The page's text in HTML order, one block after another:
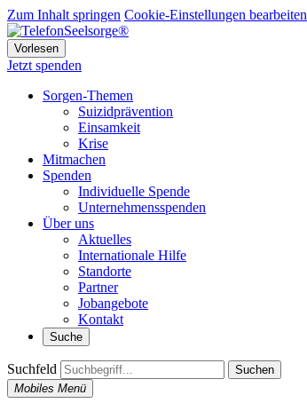
Zum Inhalt springen Cookie-Einstellungen bearbeiten
Vorlesen
Jetzt spenden
Sorgen-Themen
Suizidprävention
Einsamkeit
Krise
Mitmachen
Spenden
Individuelle Spende
Unternehmensspenden
Über uns
Aktuelles
Internationale Hilfe
Standorte
Partner
Jobangebote
Kontakt
Suche
Suchfeld
Suchen
Mobiles Menü